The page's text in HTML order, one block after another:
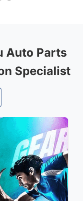
Auto Parts
Specialist